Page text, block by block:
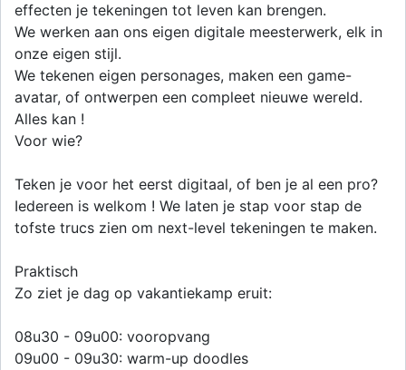
effecten je tekeningen tot leven kan brengen.
We werken aan ons eigen digitale meesterwerk, elk in
onze eigen stijl.
We tekenen eigen personages, maken een game-
avatar, of ontwerpen een compleet nieuwe wereld.
Alles kan !
Voor wie?
Teken je voor het eerst digitaal, of ben je al een pro?
Iedereen is welkom ! We laten je stap voor stap de
tofste trucs zien om next-level tekeningen te maken.
Praktisch
Zo ziet je dag op vakantiekamp eruit:
08u30 - 09u00: vooropvang
09u00 - 09u30: warm-up doodles